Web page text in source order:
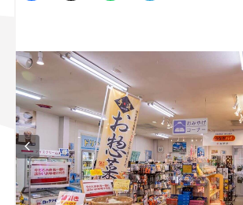
人気のハッシュタグ